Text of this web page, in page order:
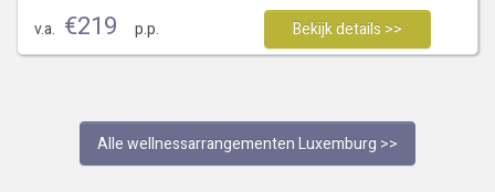
v.a. €219 p.p. Bekijk details >>
Alle wellnessarrangementen Luxemburg >>